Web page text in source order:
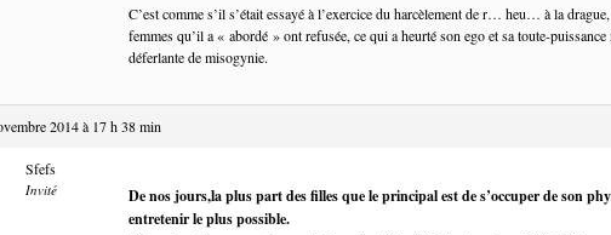
C’est comme s’il s’était essayé à l’exercice du harcèlement de r… heu… à la
femmes qu’il a « abordé » ont refusée, ce qui a heurté son ego et sa toute-
déferlante de misogynie.
2014 à 17 h 38 min
Sfefs
Invité
De nos jours,la plus part des filles que le principal est de s’occuper de son
entretenir le plus possible.